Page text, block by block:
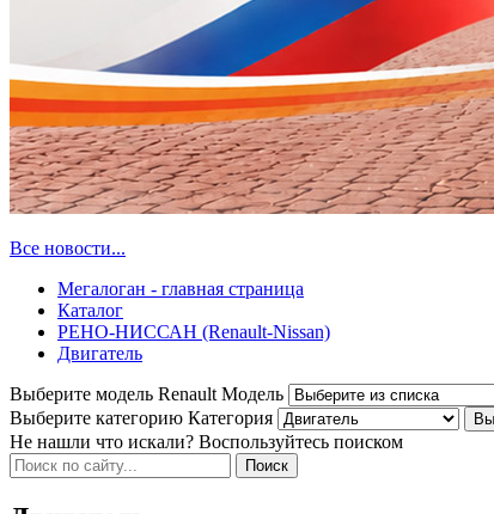
Все новости...
Мегалоган - главная страница
Каталог
РЕНО-НИССАН (Renault-Nissan)
Двигатель
Выберите модель Renault Модель
Выберите категорию Категория
Не нашли что искали? Воспользуйтесь поиском